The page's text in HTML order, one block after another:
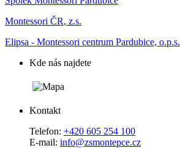
Montessori ČR, z.s.
Elipsa - Montessori centrum Pardubice, o.p.s.
Kde nás najdete
Kontakt
Telefon: +420 605 254 100
E-mail: info@zsmontepce.cz